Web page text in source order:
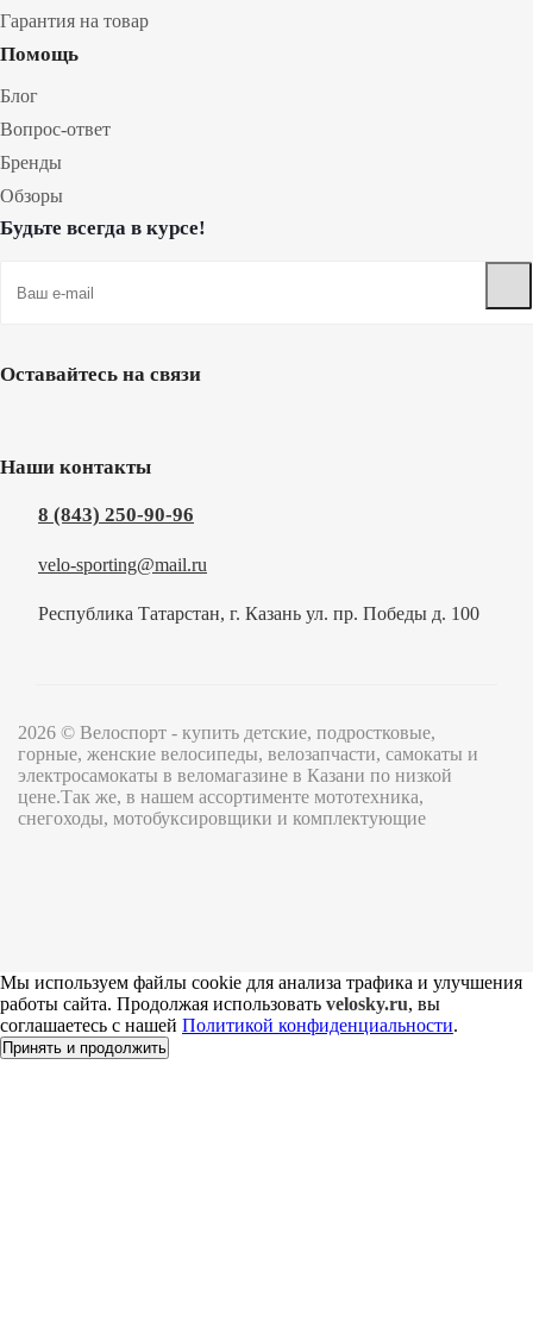
Гарантия на товар
Помощь
Блог
Вопрос-ответ
Бренды
Обзоры
Будьте всегда в курсе!
Оставайтесь на связи
Наши контакты
8 (843) 250-90-96
velo-sporting@mail.ru
Республика Татарстан, г. Казань ул. пр. Победы д. 100
2026 © Велоспорт - купить детские, подростковые,
горные, женские велосипеды, велозапчасти, самокаты и
электросамокаты в веломагазине в Казани по низкой
цене.Так же, в нашем ассортименте мототехника,
снегоходы, мотобуксировщики и комплектующие
Мы используем файлы cookie для анализа трафика и улучшения
работы сайта. Продолжая использовать velosky.ru, вы
соглашаетесь с нашей Политикой конфиденциальности.
Принять и продолжить